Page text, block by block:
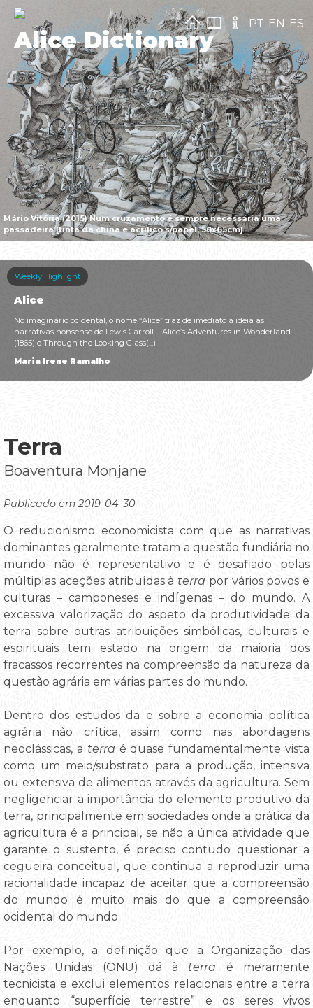
Mário Vitória (2015) Num cruzamento é sempre necessária uma
passadeira [tinta da china e acrílico s/papel, 50x65cm]
Alice Dictionary
PT EN ES
Weekly Highlight
Alice
No imaginário ocidental, o nome “Alice” traz de imediato à ideia as
narrativas nonsense de Lewis Carroll – Alice’s Adventures in Wonderland
(1865) e Through the Looking Glass(...)
Maria Irene Ramalho
Terra
Boaventura Monjane
Publicado em 2019-04-30
O reducionismo economicista com que as narrativas
dominantes geralmente tratam a questão fundiária no
mundo não é representativo e é desafiado pelas
múltiplas aceções atribuídas à terra por vários povos e
culturas – camponeses e indígenas – do mundo. A
excessiva valorização do aspeto da produtividade da
terra sobre outras atribuições simbólicas, culturais e
espirituais tem estado na origem da maioria dos
fracassos recorrentes na compreensão da natureza da
questão agrária em várias partes do mundo.
Dentro dos estudos da e sobre a economia política
agrária não crítica, assim como nas abordagens
neoclássicas, a terra é quase fundamentalmente vista
como um meio/substrato para a produção, intensiva
ou extensiva de alimentos através da agricultura. Sem
negligenciar a importância do elemento produtivo da
terra, principalmente em sociedades onde a prática da
agricultura é a principal, se não a única atividade que
garante o sustento, é preciso contudo questionar a
cegueira conceitual, que continua a reproduzir uma
racionalidade incapaz de aceitar que a compreensão
do mundo é muito mais do que a compreensão
ocidental do mundo.
Por exemplo, a definição que a Organização das
Nações Unidas (ONU) dá à terra é meramente
tecnicista e exclui elementos relacionais entre a terra
enquanto “superfície terrestre” e os seres vivos